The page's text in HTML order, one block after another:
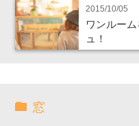
2015/10/05
ワンルー
ュ！
窓